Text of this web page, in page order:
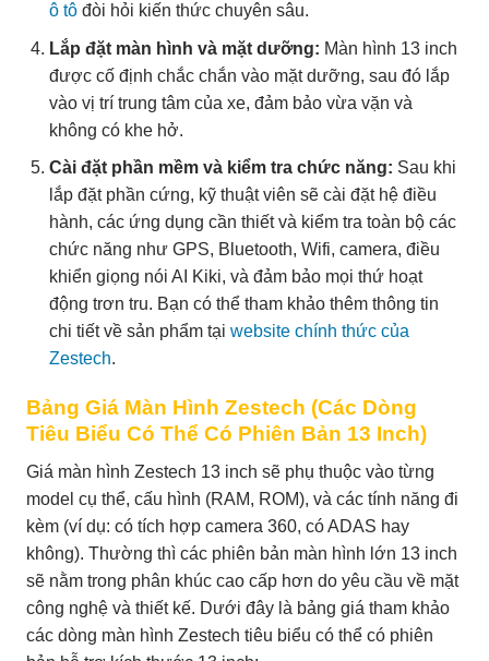
ô tôđòi hỏi kiến thức chuyên sâu.
Lắp đặt màn hình và mặt dưỡng: Màn hình 13 inch
được cố định chắc chắn vào mặt dưỡng, sau đó lắp
vào vị trí trung tâm của xe, đảm bảo vừa vặn và
không có khe hở.
Cài đặt phần mềm và kiểm tra chức năng: Sau khi
lắp đặt phần cứng, kỹ thuật viên sẽ cài đặt hệ điều
hành, các ứng dụng cần thiết và kiểm tra toàn bộ các
chức năng như GPS, Bluetooth, Wifi, camera, điều
khiển giọng nói AI Kiki, và đảm bảo mọi thứ hoạt
động trơn tru. Bạn có thể tham khảo thêm thông tin
chi tiết về sản phẩm tại website chính thức của
Zestech.
Bảng Giá Màn Hình Zestech (Các Dòng
Tiêu Biểu Có Thể Có Phiên Bản 13 Inch)
Giá màn hình Zestech 13 inch sẽ phụ thuộc vào từng
model cụ thể, cấu hình (RAM, ROM), và các tính năng đi
kèm (ví dụ: có tích hợp camera 360, có ADAS hay
không). Thường thì các phiên bản màn hình lớn 13 inch
sẽ nằm trong phân khúc cao cấp hơn do yêu cầu về mặt
công nghệ và thiết kế. Dưới đây là bảng giá tham khảo
các dòng màn hình Zestech tiêu biểu có thể có phiên